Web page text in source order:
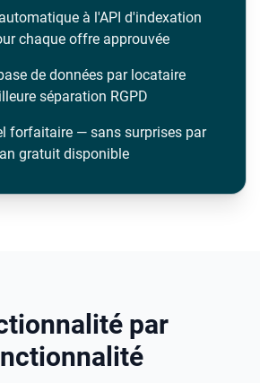
à l'API d'indexation
chaque offre approuvée
de données par locataire
séparation RGPD
forfaitaire — sans surprises par
gratuit disponible
par